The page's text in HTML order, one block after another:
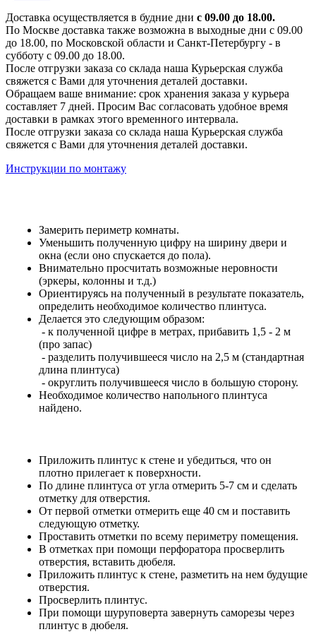
Доставка осуществляется в будние дни с 09.00 до 18.00.
По Москве доставка также возможна в выходные дни с 09.00
до 18.00, по Московской области и Санкт-Петербургу - в
субботу с 09.00 до 18.00.
После отгрузки заказа со склада наша Курьерская служба
свяжется с Вами для уточнения деталей доставки.
Обращаем ваше внимание: срок хранения заказа у курьера
составляет 7 дней. Просим Вас согласовать удобное время
доставки в рамках этого временного интервала.
После отгрузки заказа со склада наша Курьерская служба
свяжется с Вами для уточнения деталей доставки.
Инструкции по монтажу
Замерить периметр комнаты.
Уменьшить полученную цифру на ширину двери и
окна (если оно спускается до пола).
Внимательно просчитать возможные неровности
(эркеры, колонны и т.д.)
Ориентируясь на полученный в результате показатель,
определить необходимое количество плинтуса.
Делается это следующим образом:
- к полученной цифре в метрах, прибавить 1,5 - 2 м
(про запас)
- разделить получившееся число на 2,5 м (стандартная
длина плинтуса)
- округлить получившееся число в большую сторону.
Необходимое количество напольного плинтуса
найдено.
Приложить плинтус к стене и убедиться, что он
плотно прилегает к поверхности.
По длине плинтуса от угла отмерить 5-7 см и сделать
отметку для отверстия.
От первой отметки отмерить еще 40 см и поставить
следующую отметку.
Проставить отметки по всему периметру помещения.
В отметках при помощи перфоратора просверлить
отверстия, вставить дюбеля.
Приложить плинтус к стене, разметить на нем будущие
отверстия.
Просверлить плинтус.
При помощи шуруповерта завернуть саморезы через
плинтус в дюбеля.